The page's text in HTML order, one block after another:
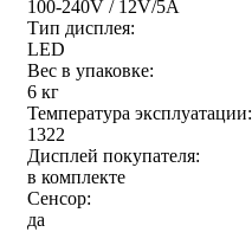
100-240V / 12V/5A
Тип дисплея:
LED
Вес в упаковке:
6 кг
Температура эксплуатации:
1322
Дисплей покупателя:
в комплекте
Сенсор:
да